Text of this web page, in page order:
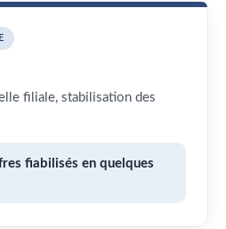
filiale, stabilisation des
fiabilisés en quelques